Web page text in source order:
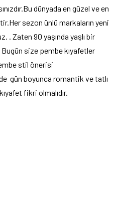
dünyada en güzel ve en
sezon ünlü markaların yeni
. Zaten 90 yaşında yaşlı bir
size pembe kıyafetler
stil önerisi
gün boyunca romantik ve tatlı
fikri olmalıdır.